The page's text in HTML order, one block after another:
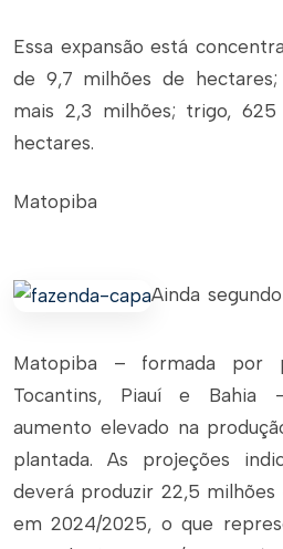
Essa expansão está
de 9,7 milhões de
mais 2,3 milhões; trigo,
hectares.
Matopiba
Ainda
Matopiba – formada por
Tocantins, Piauí e Bahia
aumento elevado na
plantada. As projeções
deverá produzir 22,5
em 2024/2025, o que